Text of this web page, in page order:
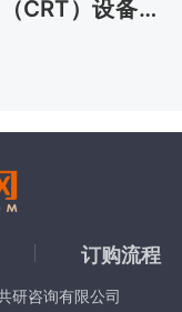
CRT）设备行
前景报告
订购流程
咨询有限公司